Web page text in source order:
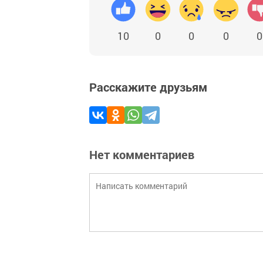
10 0 0 0 0
Расскажите друзьям
Нет комментариев